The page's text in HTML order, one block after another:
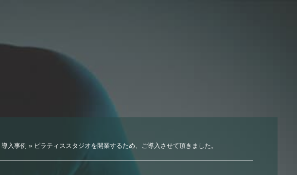
導入事例 » ピラティススタジオを開業するため、ご導入させて頂きました。